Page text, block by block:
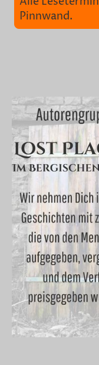
Pinnwand.